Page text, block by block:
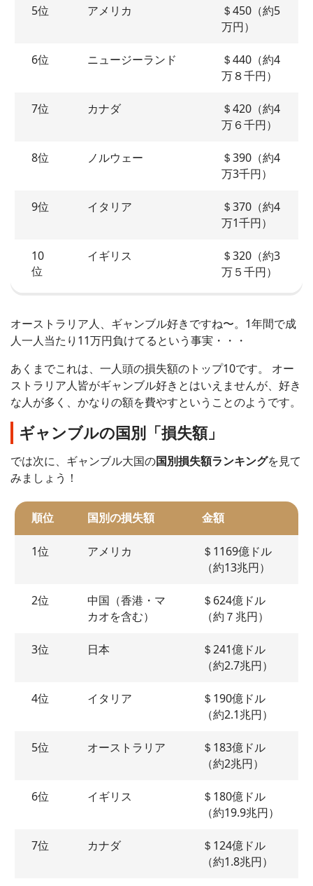
5位 アメリカ
＄450（約5
万円）
6位 ニュージーランド
＄440（約4
万８千円）
7位 カナダ
＄420（約4
万６千円）
8位 ノルウェー
＄390（約4
万3千円）
9位 イタリア
＄370（約4
万1千円）
10
位
イギリス
＄320（約3
万５千円）
オーストラリア人、ギャンブル好きですね〜。1年間で成
人一人当たり11万円負けてるという事実・・・
あくまでこれは、一人頭の損失額のトップ10です。 オー
ストラリア人皆がギャンブル好きとはいえませんが、好き
な人が多く、かなりの額を費やすということのようです。
ギャンブルの国別「損失額」
では次に、ギャンブル大国の国別損失額ランキングを見て
みましょう！
順位 国別の損失額 金額
1位 アメリカ
＄1169億ドル
（約13兆円）
2位
中国（香港・マ
カオを含む）
＄624億ドル
（約７兆円）
3位 日本
＄241億ドル
（約2.7兆円）
4位 イタリア
＄190億ドル
（約2.1兆円）
5位 オーストラリア
＄183億ドル
（約2兆円）
6位 イギリス
＄180億ドル
（約19.9兆円）
7位 カナダ
＄124億ドル
（約1.8兆円）